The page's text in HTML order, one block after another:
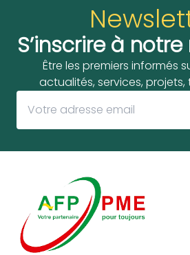
S’inscrire à
Être les premiers informés
actualités, services,